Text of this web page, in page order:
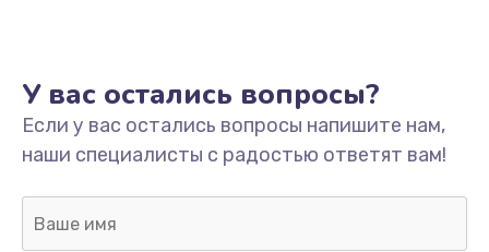
У вас остались вопросы?
Если у вас остались вопросы напишите нам,
наши специалисты с радостью ответят вам!